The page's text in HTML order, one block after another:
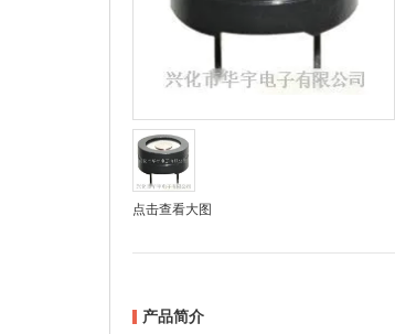
点击查看大图
产品简介